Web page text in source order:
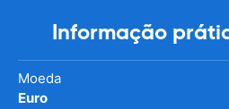
Informação
Moeda
Euro